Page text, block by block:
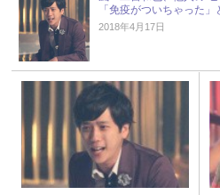
「免疫がついちゃった
2018年4月17日